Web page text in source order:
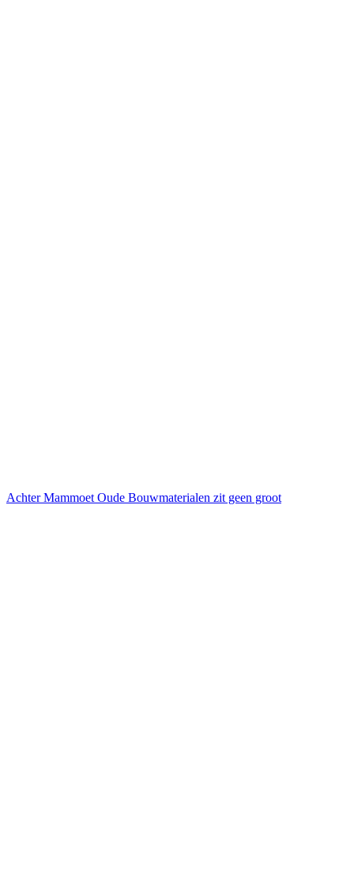
Achter Mammoet Oude Bouwmaterialen zit geen groot